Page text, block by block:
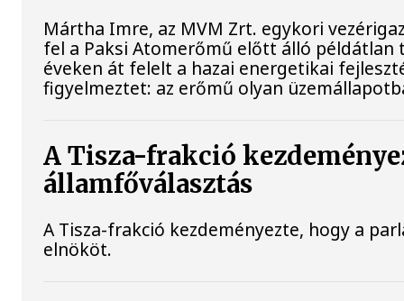
Mártha Imre, az MVM Zrt. egykori
fel a Paksi Atomerőmű előtt álló példátlan
éveken át felelt a hazai energetikai
figyelmeztet: az erőmű olyan
A Tisza-frakció
államfőválasztás
A Tisza-frakció kezdeményezte, hogy a
elnököt.